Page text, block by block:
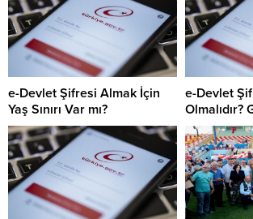
e-Devlet Şifresi Almak İçin
Yaş Sınırı Var mı?
e-Devlet
Olmalıdır?